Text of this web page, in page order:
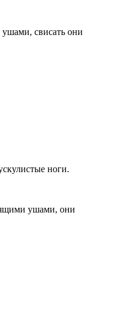
свисать они
ноги.
ушами, они